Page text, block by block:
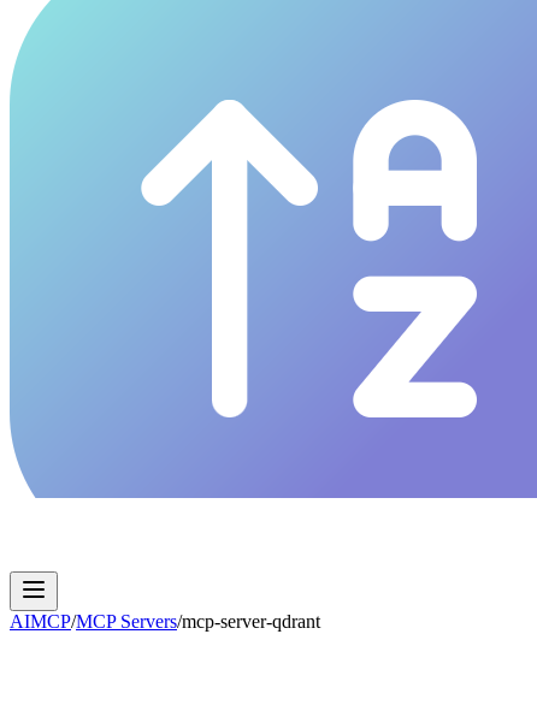
AIMCP/MCP Servers/mcp-server-qdrant